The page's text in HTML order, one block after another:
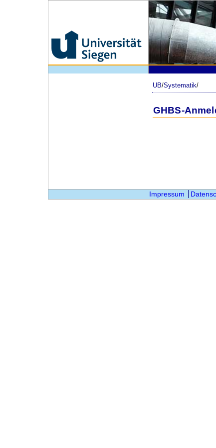
UB/Systematik/
GHBS-
Impressum